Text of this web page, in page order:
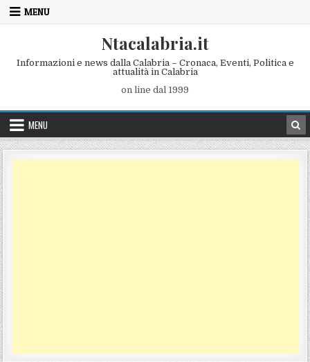
Skip to content
MENU
Ntacalabria.it
Informazioni e news dalla Calabria – Cronaca, Eventi, Politica e
attualità in Calabria
on line dal 1999
MENU